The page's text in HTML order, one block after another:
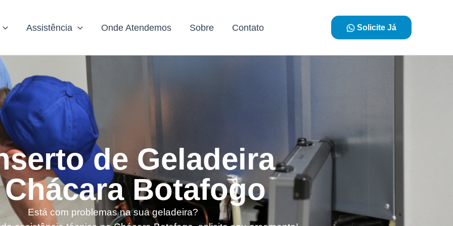
Assistência Onde Atendemos Sobre Contato Solicite Já
de Geladeira
Botafogo
Está com problemas na sua geladeira?